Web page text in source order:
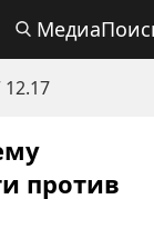
12.17
против